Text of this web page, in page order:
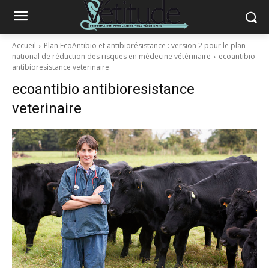
Accueil
Plan EcoAntibio et antibiorésistance : version 2 pour le plan
national de réduction des risques en médecine vétérinaire
ecoantibio
antibioresistance veterinaire
ecoantibio antibioresistance
veterinaire